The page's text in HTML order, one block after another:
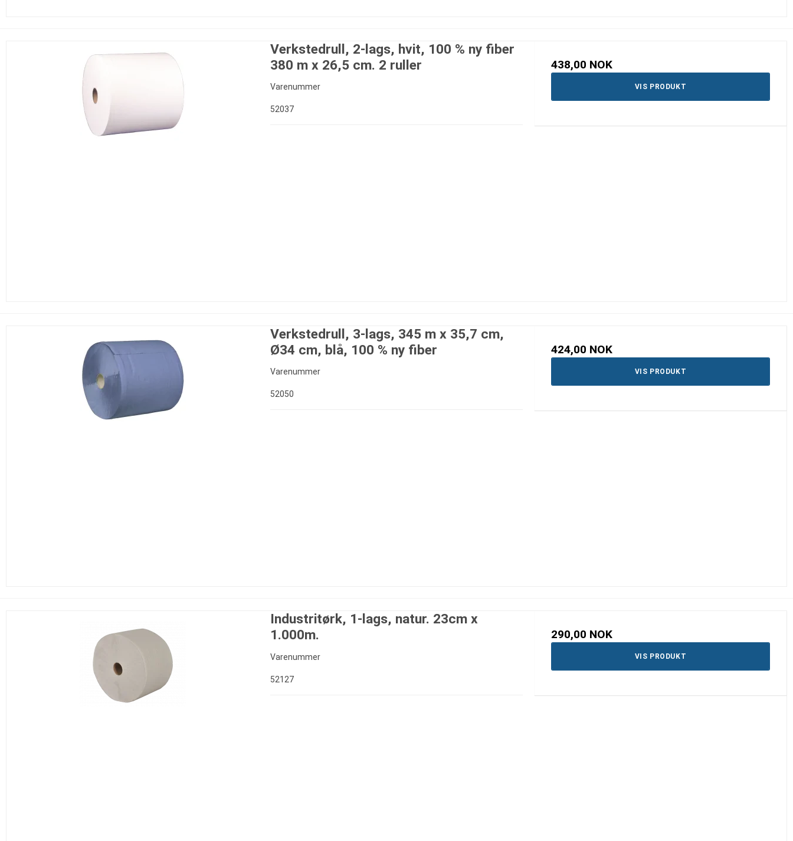
Verkstedrull, 2-lags, hvit, 100 % ny fiber
380 m x 26,5 cm. 2 ruller
Varenummer
52037
438,00 NOK
VIS PRODUKT
Verkstedrull, 3-lags, 345 m x 35,7 cm,
Ø34 cm, blå, 100 % ny fiber
Varenummer
52050
424,00 NOK
VIS PRODUKT
Industritørk, 1-lags, natur. 23cm x
1.000m.
Varenummer
52127
290,00 NOK
VIS PRODUKT